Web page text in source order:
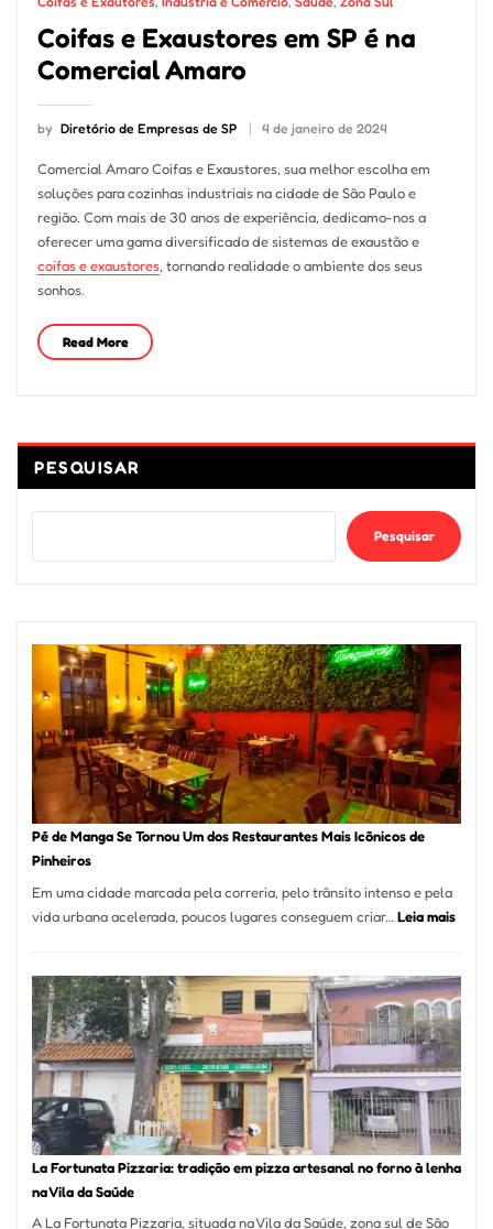
Coifas e Exaustores em SP é na
Comercial Amaro
by Diretório de Empresas de SP 4 de janeiro de 2024
Comercial Amaro Coifas e Exaustores, sua melhor escolha em
soluções para cozinhas industriais na cidade de São Paulo e
região. Com mais de 30 anos de experiência, dedicamo-nos a
oferecer uma gama diversificada de sistemas de exaustão e
coifas e exaustores, tornando realidade o ambiente dos seus
sonhos.
Read More
PESQUISAR
Pesquisar
Pé de Manga Se Tornou Um dos Restaurantes Mais Icônicos de
Pinheiros
Em uma cidade marcada pela correria, pelo trânsito intenso e pela
vida urbana acelerada, poucos lugares conseguem criar… Leia mais:
Se
Um
dos
Mais
La Fortunata Pizzaria: tradição em pizza artesanal no forno à lenha
na Vila da Saúde
A La Fortunata Pizzaria, situada na Vila da Saúde, zona sul de São